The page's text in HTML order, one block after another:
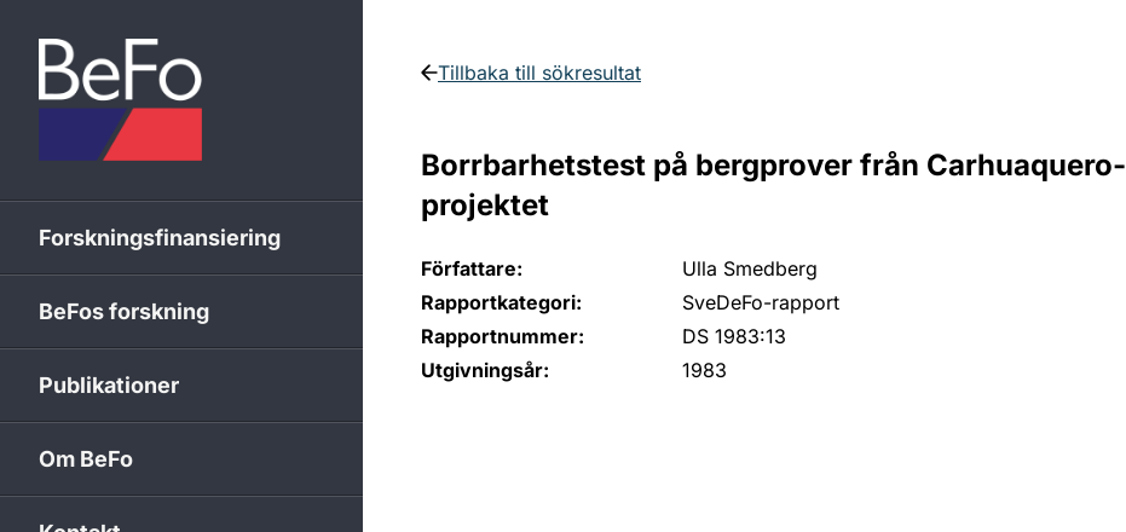
Forskningsfinansiering
BeFos forskning
Publikationer
Om BeFo
Tillbaka till sökresultat
Borrbarhetstest på bergprover från Carhuaquero-
projektet
Författare:
Ulla Smedberg
Rapportkategori:
SveDeFo-rapport
Rapportnummer:
DS 1983:13
Utgivningsår:
1983